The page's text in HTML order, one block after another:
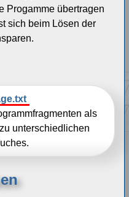
Progamme übertragen
sich beim Lösen der
als
unterschiedlichen